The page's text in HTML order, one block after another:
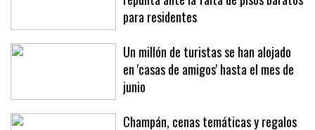
La compra de vivienda por extranjeros
repunta ante la falta de pisos baratos
para residentes
Un millón de turistas se han alojado
en 'casas de amigos' hasta el mes de
junio